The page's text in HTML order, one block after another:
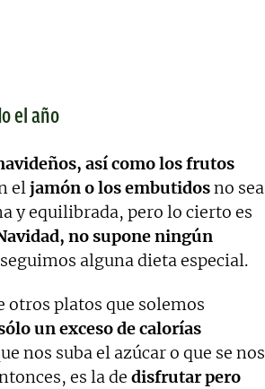
el año
así como los frutos
eljamón o los embutidosno sea
y equilibrada, pero lo cierto es
no supone ningún
alguna dieta especial.
otros platos que solemos
un exceso de calorías
nos suba el azúcar o que se nos
es la de disfrutar pero